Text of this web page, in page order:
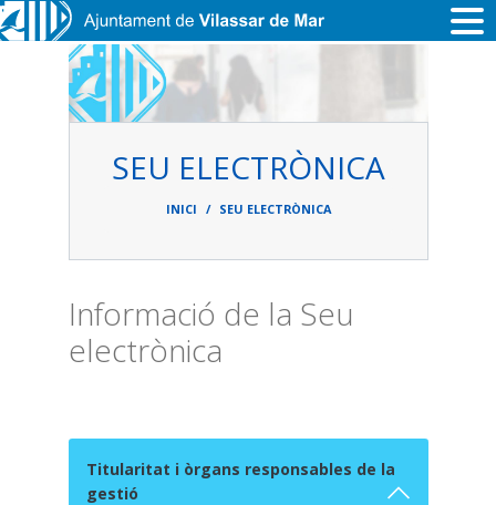
Vés al contingut
SEU ELECTRÒNICA
d'ariadna
INICI SEU ELECTRÒNICA
Informació de la Seu
electrònica
Titularitat i òrgans responsables de la
gestió